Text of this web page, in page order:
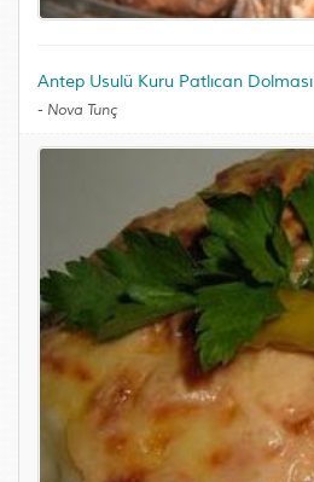
Antep Usulü Kuru Patlıcan Dolması
- Nova Tunç